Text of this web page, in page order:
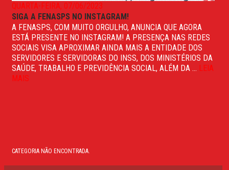
QUARTA-FEIRA, 07/06/2023
SIGA A FENASPS NO INSTAGRAM!
A FENASPS, COM MUITO ORGULHO, ANUNCIA QUE AGORA
ESTÁ PRESENTE NO INSTAGRAM! A PRESENÇA NAS REDES
SOCIAIS VISA APROXIMAR AINDA MAIS A ENTIDADE DOS
SERVIDORES E SERVIDORAS DO INSS, DOS MINISTÉRIOS DA
SAÚDE, TRABALHO E PREVIDÊNCIA SOCIAL, ALÉM DA ... LEIA
MAIS
CATEGORIA NÃO ENCONTRADA.